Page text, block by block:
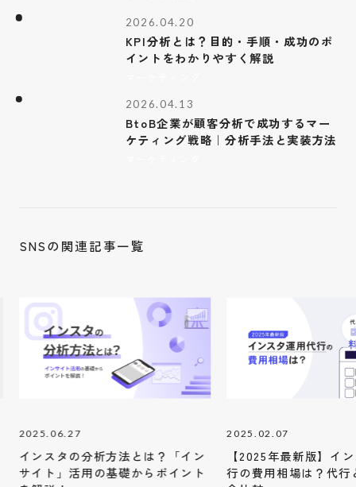
2026.04.20
KPI分析とは？目的・手順・成功のポ
イントをわかりやすく解説
2026.04.13
BtoB企業が顧客分析で成功するマー
ケティング戦略｜分析手法と実装方法
SNSの関連記事一覧
2025.02.07
【2025年最新版】インスタ運用代
行の費用相場は？代行と個人の料
2024.12.27
ソーシャルリクルー
｜導入を検討する企業